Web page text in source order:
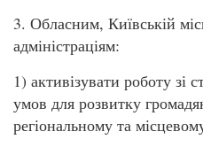
3. Обласним, Київській
адміністраціям:
1) активізувати роботу зі
умов для розвитку
регіональному та